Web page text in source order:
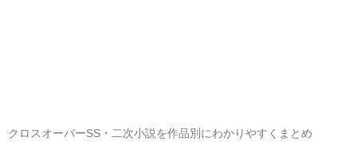
クロスオーバーSS・二次小説を作品別にわかりやすくまとめ